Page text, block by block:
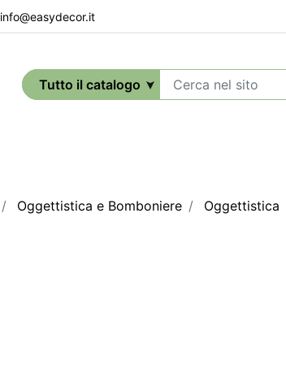
info@easydecor.it
Oggettistica e Bomboniere Oggettistica